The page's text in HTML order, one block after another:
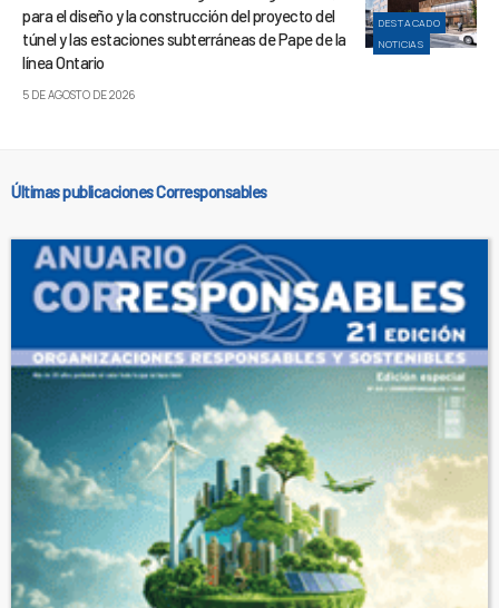
DESTACADO
NOTICIAS
para el diseño y la construcción del proyecto del
túnel y las estaciones subterráneas de Pape de la
línea Ontario
5 DE AGOSTO DE 2026
Últimas publicaciones Corresponsables